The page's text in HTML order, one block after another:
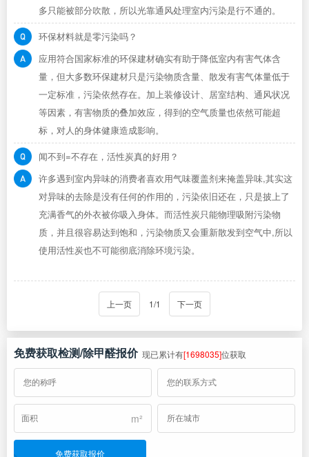
多只能被部分吹散，所以光靠通风处理室内污染是行不通的。
环保材料就是零污染吗？
应用符合国家标准的环保建材确实有助于降低室内有害气体含
量，但大多数环保建材只是污染物质含量、散发有害气体量低于
一定标准，污染依然存在。加上装修设计、居室结构、通风状况
等因素，有害物质的叠加效应，得到的空气质量也依然可能超
标，对人的身体健康造成影响。
闻不到=不存在，活性炭真的好用？
许多遇到室内异味的消费者喜欢用气味覆盖剂来掩盖异味,其实这
对异味的去除是没有任何的作用的，污染依旧还在，只是披上了
充满香气的外衣被你吸入身体。而活性炭只能物理吸附污染物
质，并且很容易达到饱和，污染物质又会重新散发到空气中,所以
使用活性炭也不可能彻底消除环境污染。
上一页 1/1 下一页
免费获取检测/除甲醛报价 现已累计有[1698035]位获取
m²